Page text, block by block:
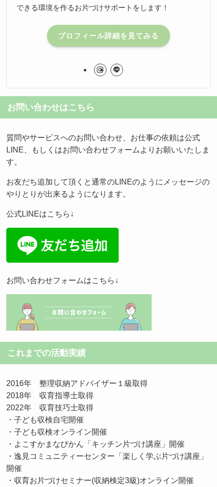
できる環境を作るお片づけサポートをします！
プロフィール詳細を見てみる
お問い合わせはこちら
質問やサービスへのお問い合わせ、お仕事の依頼は公式
LINE、もしくはお問い合わせフォームよりお願いいたしま
す。
お友だち追加して頂くと通常のLINEのようにメッセージの
やりとりが出来るようになります。
公式LINEはこちら↓
お問い合わせフォームはこちら↓
これまでの活動実績
2016年 整理収納アドバイザー１級取得
2018年 収育指導士取得
2022年 収育技巧士取得
・子ども収検自宅開催
・子ども収検オンライン開催
・よこすかまなびかん「キッチン片づけ講座」開催
・逸見コミュニティーセンター「楽しく学ぶ片づけ講座」
開催
・収育お片づけセミナー(収納検定3級)オンライン開催